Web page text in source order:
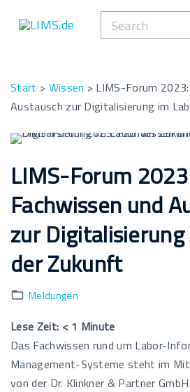
Start > Wissen > LIMS-Forum
Austausch zur Digitalisierung im
LIMS-Forum
Fachwissen und
zur
der Zukunft
Meldungen
Lese Zeit: < 1 Minute
Das Fachwissen rund um Labor-
Management-Systeme steht im
von der Dr. Klinkner & Partner